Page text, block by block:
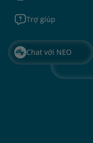
Trợ giúp
Chat với NEO